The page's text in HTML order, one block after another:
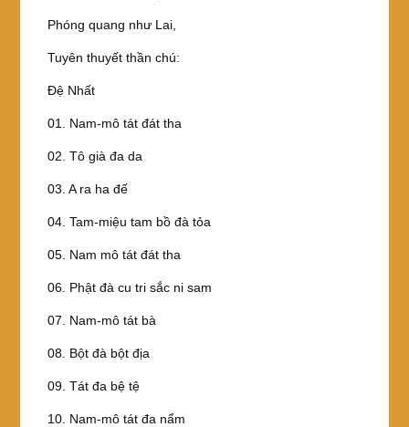
Phóng quang như Lai,
Tuyên thuyết thần chú:
Đệ Nhất
01. Nam-mô tát đát tha
02. Tô già đa da
03. A ra ha đế
04. Tam-miệu tam bồ đà tỏa
05. Nam mô tát đát tha
06. Phật đà cu tri sắc ni sam
07. Nam-mô tát bà
08. Bột đà bột địa
09. Tát đa bệ tệ
10. Nam-mô tát đa nẩm